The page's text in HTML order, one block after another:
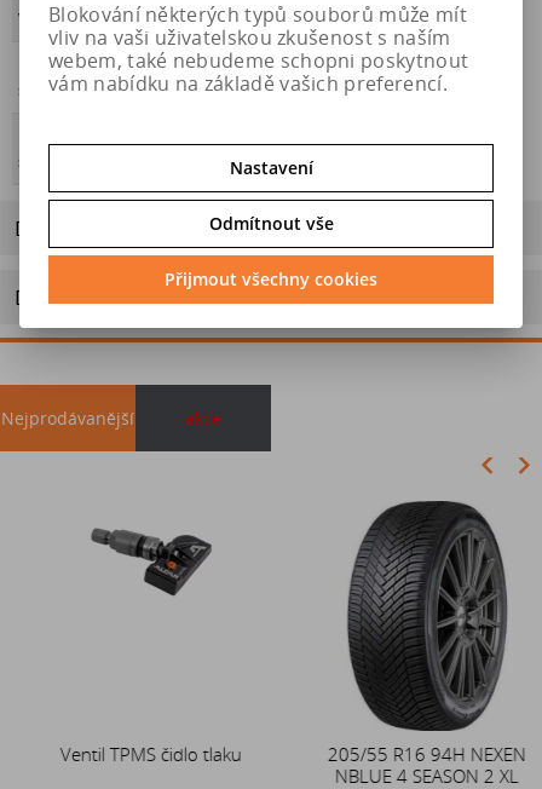
VALIVÝ ODPOR C
Přilnavost na
sněhu
NE
štítek
Dotaz na výrobek
Doporučit výrobek
Nejprodávanější akce
Ventil TPMS čidlo tlaku
205/55 R16 94H NEXEN
NBLUE 4 SEASON 2 XL
Duše 12x4 (4.00-4) kovový
zahnutý ventil TR87
Blokování některých typů souborů může mít
vliv na vaši uživatelskou zkušenost s naším
webem, také nebudeme schopni poskytnout
vám nabídku na základě vašich preferencí.
Nastavení
Odmítnout vše
Přijmout všechny cookies